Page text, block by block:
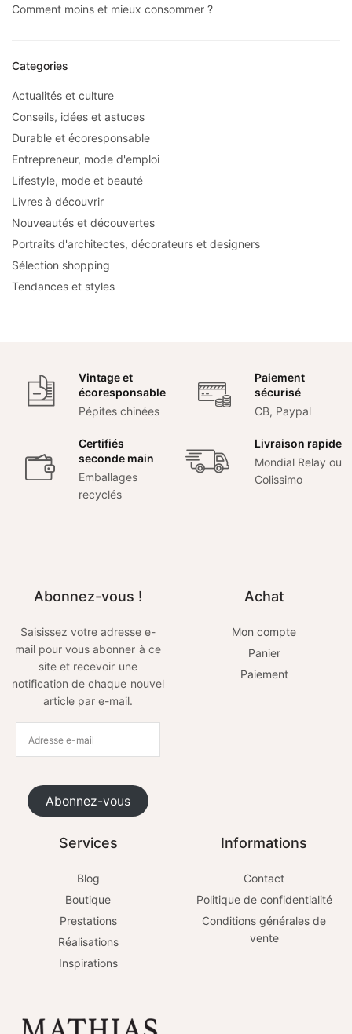
Comment moins et mieux consommer ?
Categories
Actualités et culture
Conseils, idées et astuces
Durable et écoresponsable
Entrepreneur, mode d'emploi
Lifestyle, mode et beauté
Livres à découvrir
Nouveautés et découvertes
Portraits d'architectes, décorateurs et designers
Sélection shopping
Tendances et styles
Vintage et
écoresponsable
Pépites chinées
Paiement
sécurisé
CB, Paypal
Certifiés
seconde main
Emballages
recyclés
Livraison rapide
Mondial Relay ou
Colissimo
Abonnez-vous !
Saisissez votre adresse e-
mail pour vous abonner à ce
site et recevoir une
notification de chaque nouvel
article par e-mail.
Abonnez-vous
Achat
Mon compte
Panier
Paiement
Services
Blog
Boutique
Prestations
Réalisations
Inspirations
Informations
Contact
Politique de confidentialité
Conditions générales de
vente